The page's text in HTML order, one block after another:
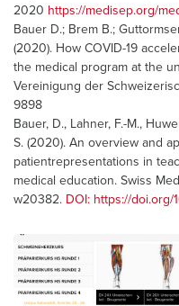
2020 https://medisep.org/
Bauer D.; Brem B.;
(2020). How COVID-19
the medical program at the
Vereinigung der
9898
Bauer, D., Lahner, F.-M.,
S. (2020). An overview and
patientrepresentations in
medical education. Swiss
w20382. DOI: https://doi.org/